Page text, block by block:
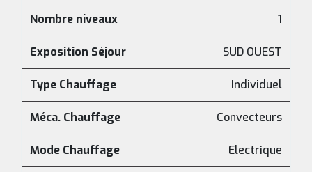
Nombre niveaux 1
Exposition Séjour SUD OUEST
Type Chauffage Individuel
Méca. Chauffage Convecteurs
Mode Chauffage Electrique